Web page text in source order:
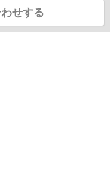
せする